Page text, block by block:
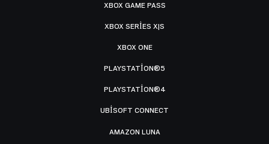
XBOX GAME PASS
XBOX SERIES X|S
XBOX ONE
PLAYSTATION®5
PLAYSTATION®4
UBISOFT CONNECT
AMAZON LUNA